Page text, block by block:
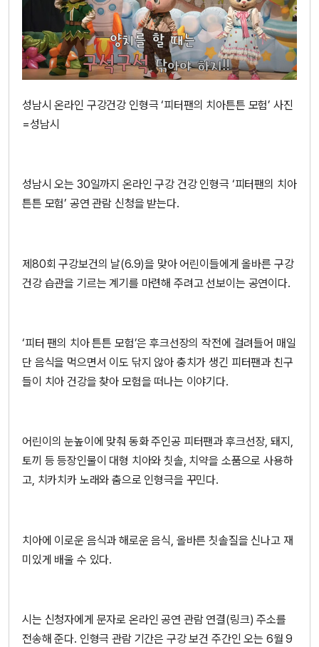
성남시 온라인 구강건강 인형극 ‘피터팬의 치아튼튼 모험’ 사진
=성남시
성남시 오는 30일까지 온라인 구강 건강 인형극 ‘피터팬의 치아
튼튼 모험’ 공연 관람 신청을 받는다.
제80회 구강보건의 날(6.9)을 맞아 어린이들에게 올바른 구강
건강 습관을 기르는 계기를 마련해 주려고 선보이는 공연이다.
‘피터 팬의 치아 튼튼 모험’은 후크선장의 작전에 걸려들어 매일
단 음식을 먹으면서 이도 닦지 않아 충치가 생긴 피터팬과 친구
들이 치아 건강을 찾아 모험을 떠나는 이야기다.
어린이의 눈높이에 맞춰 동화 주인공 피터팬과 후크선장, 돼지,
토끼 등 등장인물이 대형 치아와 칫솔, 치약을 소품으로 사용하
고, 치카치카 노래와 춤으로 인형극을 꾸민다.
치아에 이로운 음식과 해로운 음식, 올바른 칫솔질을 신나고 재
미있게 배울 수 있다.
시는 신청자에게 문자로 온라인 공연 관람 연결(링크) 주소를
전송해 준다. 인형극 관람 기간은 구강 보건 주간인 오는 6월 9